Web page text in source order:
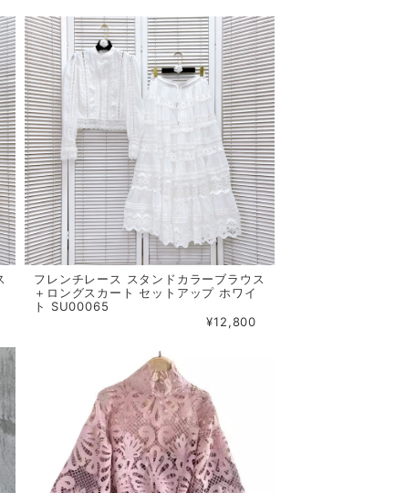
フレンチレース スタンドカラーブラウス
＋ロングスカート セットアップ ホワイ
ト SU00065
¥12,800